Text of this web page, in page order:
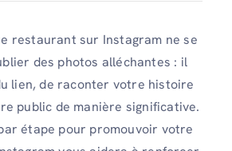
restaurant sur Instagram ne se
des photos alléchantes : il
lien, de raconter votre histoire
public de manière significative.
étape pour promouvoir votre